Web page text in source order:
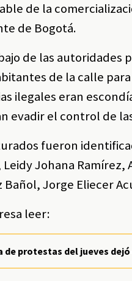
de la
de Bogotá.
de las autoridades
de la calle
ilegales eran
evadir el control de
fueron
Leidy Johana
Bañol, Jorge Eliecer
leer:
de protestas del jueves